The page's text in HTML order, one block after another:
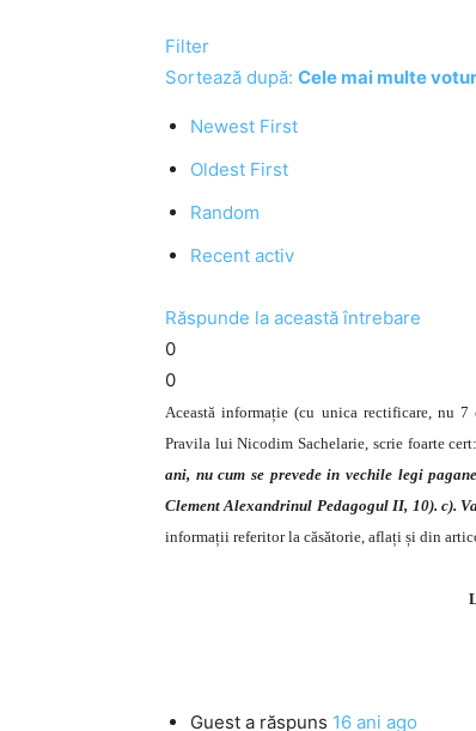
Filter
Sortează după: Cele mai multe
Newest First
Oldest First
Random
Recent activ
Răspunde la această întrebare
0
0
Această informație (cu unica rectificare, nu
Pravila lui Nicodim Sachelarie, scrie foarte cert:
ani, nu cum se prevede in vechile legi
Clement Alexandrinul Pedagogul II, 10). c).
informații referitor la căsătorie, aflați și din
Guest a răspuns 16 ani ago